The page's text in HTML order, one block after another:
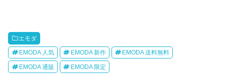
エモダ
EMODA 人気 EMODA 新作 EMODA 送料無料
EMODA 通販 EMODA 限定